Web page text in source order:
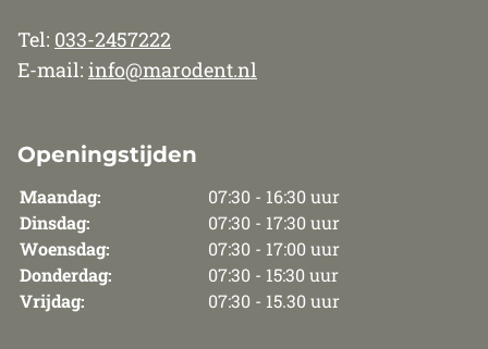
Tel: 033-2457222
E-mail: info@marodent.nl
Openingstijden
Maandag:
07:30 - 16:30 uur
Dinsdag:
07:30 - 17:30 uur
Woensdag:
07:30 - 17:00 uur
Donderdag:
07:30 - 15:30 uur
Vrijdag:
07:30 - 15.30 uur